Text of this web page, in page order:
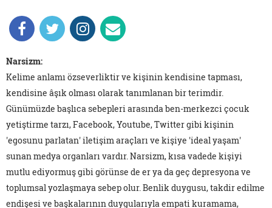
Narsizm:
Kelime anlamı özseverliktir ve kişinin kendisine tapması,
kendisine âşık olması olarak tanımlanan bir terimdir.
Günümüzde başlıca sebepleri arasında ben-merkezci çocuk
yetiştirme tarzı, Facebook, Youtube, Twitter gibi kişinin
'egosunu parlatan' iletişim araçları ve kişiye 'ideal yaşam'
sunan medya organları vardır. Narsizm, kısa vadede kişiyi
mutlu ediyormuş gibi görünse de er ya da geç depresyona ve
toplumsal yozlaşmaya sebep olur. Benlik duygusu, takdir edilme
endişesi ve başkalarının duygularıyla empati kuramama,